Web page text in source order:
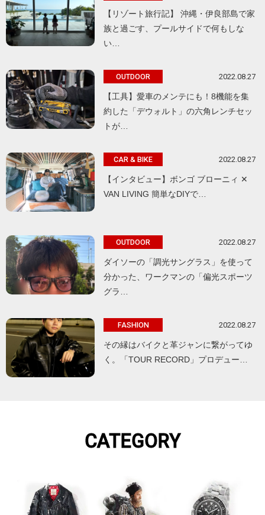
【リゾート旅行記】 沖縄・伊良部島で家
族と過ごす、プールサイドで何もしな
い…
OUTDOOR 2022.08.27
【工具】愛車のメンテにも！8機能を集
約した「デウォルト」の六角レンチセッ
トが…
CAR & BIKE 2022.08.27
【インタビュー】ボンゴ ブローニィ ✕
VAN LIVING 簡単なDIYで…
OUTDOOR 2022.08.27
ダイソーの「調光サングラス」を使って
分かった、ワークマンの「偏光スポーツ
グラ…
FASHION 2022.08.27
その縁はバイクと革ジャンに繋がってゆ
く。「TOUR RECORD」プロデュー…
CATEGORY